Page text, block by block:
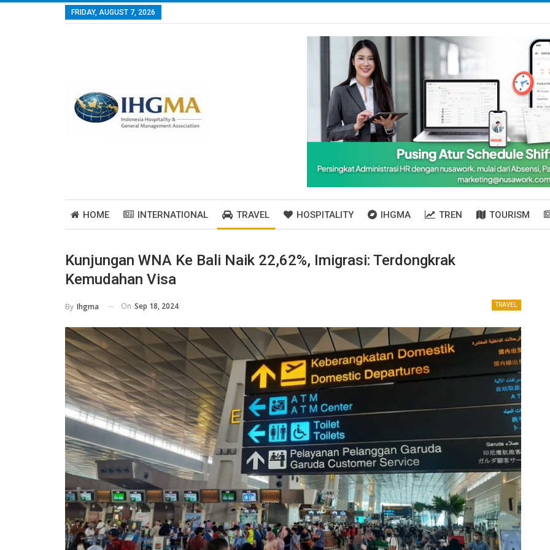
FRIDAY, AUGUST 7, 2026
HOME INTERNATIONAL TRAVEL HOSPITALITY IHGMA TREN TOURISM
Kunjungan WNA Ke Bali Naik 22,62%, Imigrasi: Terdongkrak
Kemudahan Visa
TRAVEL
By Ihgma On Sep 18, 2024
Hotel
Rp 199 Ribu
Permintaan Turis Asing Meningkat,
Pemesanan Hotel Diperkirakan Pulih
September
Kemenpar Usul Bebas Visa Buat
Wisatawan Australia, China, Sampai
Korea Selatan